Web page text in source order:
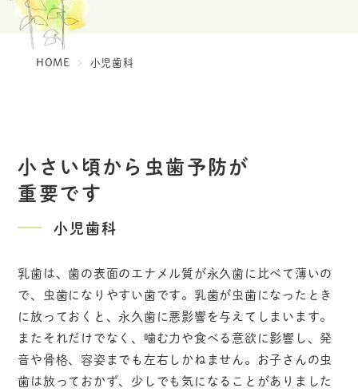
HOME 小児歯科
小さい頃から虫歯予防が
重要です
小児歯科
乳歯は、歯の表面のエナメル質が永久歯に比べて薄いの
で、虫歯になりやすい歯です。乳歯が虫歯になったとき
に放っておくと、永久歯に悪影響を与えてしまいます。
またそれだけでなく、噛む力や食べる意欲に影響し、発
音や骨格、容姿までも左右しかねません。お子さんの虫
歯は放っておかず、少しでも気になることがありました